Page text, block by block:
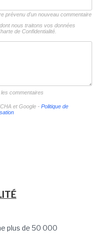
prévenu d'un nouveau commentaire
nous traitons vos données
de Confidentialité.
commentaires
et Google - Politique de
plus de 50 000